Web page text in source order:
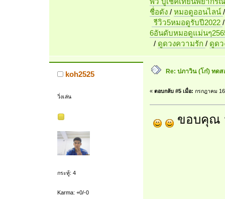
ชื่อดัง / หมอดูออนไลน์
รีวิว5หมอดูรับปี2022
6อันดับหมอดูแม่นๆ
/ ดูดวงความรัก / ดูด
koh2525
วิ่งเล่น
กระทู้: 4
Karma: +0/-0
Re: ปภาวิน (โก๋) ทด
« ตอบกลับ #5 เมื่อ: กรกฎาคม
ขอบคุณ